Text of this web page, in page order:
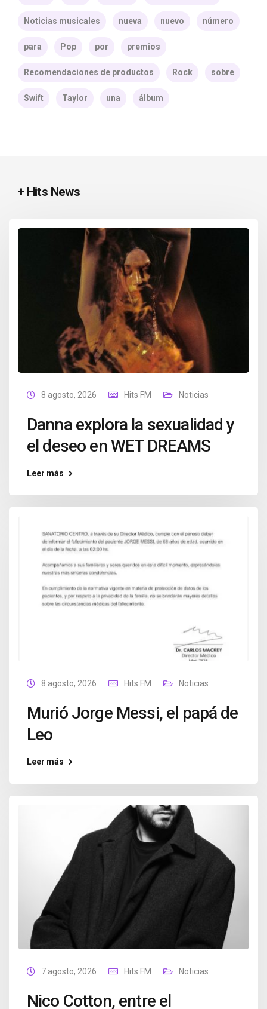
Noticias musicales nueva nuevo número
para Pop por premios
Recomendaciones de productos Rock sobre
Swift Taylor una álbum
+ Hits News
8 agosto, 2026 Hits FM Noticias
Danna explora la sexualidad y
el deseo en WET DREAMS
Leer más
8 agosto, 2026 Hits FM Noticias
Murió Jorge Messi, el papá de
Leo
Leer más
7 agosto, 2026 Hits FM Noticias
Nico Cotton, entre el